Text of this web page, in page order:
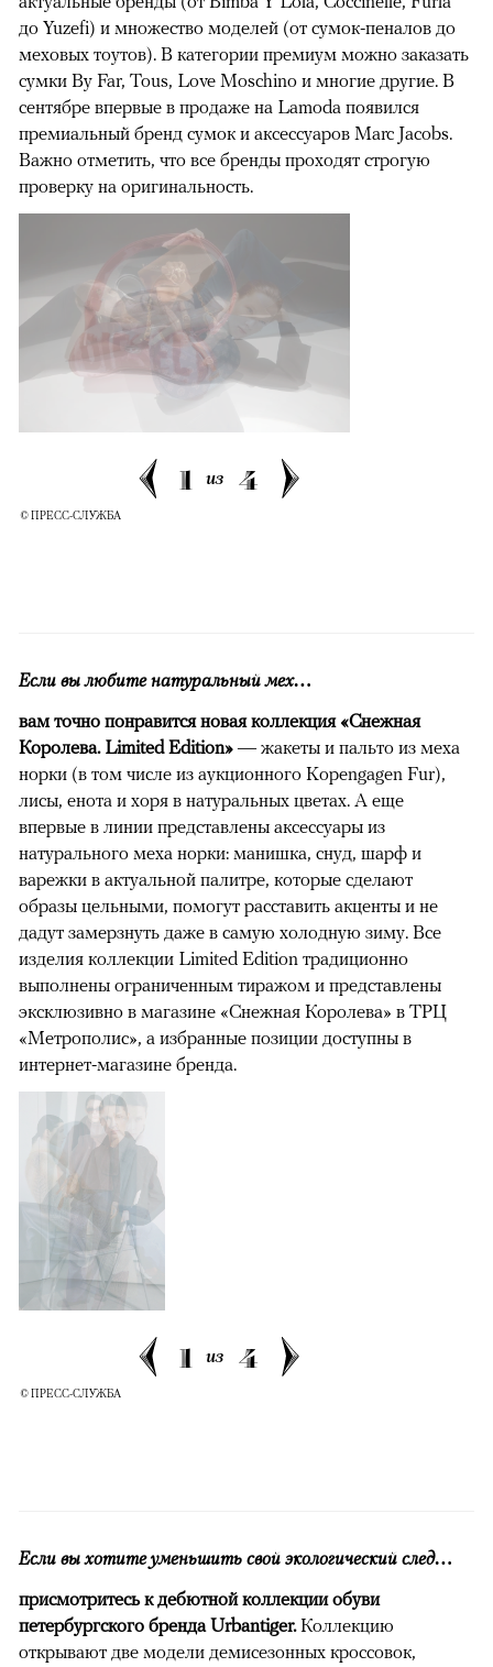
до Yuzefi) и множество моделей (от сумок-пеналов до
меховых тоутов). В категории премиум можно заказать
сумки By Far, Tous, Love Moschino и многие другие. В
сентябре впервые в продаже на Lamoda появился
премиальный бренд сумок и аксессуаров Marc Jacobs.
Важно отметить, что все бренды проходят строгую
проверку на оригинальность.
1 из 4
© ПРЕСС-СЛУЖБА
Если вы любите натуральный мех…
вам точно понравится новая коллекция «Снежная
Королева. Limited Edition» — жакеты и пальто из меха
норки (в том числе из аукционного Kopengagen Fur),
лисы, енота и хоря в натуральных цветах. А еще
впервые в линии представлены аксессуары из
натурального меха норки: манишка, снуд, шарф и
варежки в актуальной палитре, которые сделают
образы цельными, помогут расставить акценты и не
дадут замерзнуть даже в самую холодную зиму. Все
изделия коллекции Limited Edition традиционно
выполнены ограниченным тиражом и представлены
эксклюзивно в магазине «Снежная Королева» в ТРЦ
«Метрополис», а избранные позиции доступны в
интернет-магазине бренда.
1 из 4
© ПРЕСС-СЛУЖБА
Если вы хотите уменьшить свой экологический след…
присмотритесь к дебютной коллекции обуви
петербургского бренда Urbantiger.Коллекцию
открывают две модели демисезонных кроссовок,